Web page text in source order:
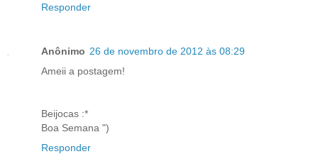
Responder
Anônimo 26 de novembro de 2012 às 08:29
Ameii a postagem!
Beijocas :*
Boa Semana ")
Responder